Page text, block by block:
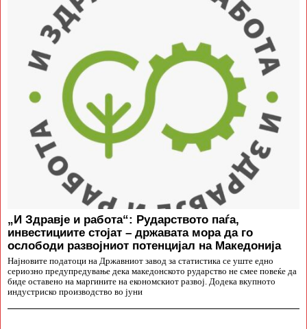
„И Здравје и работа“: Рударството паѓа,
инвестициите стојат – државата мора да го
ослободи развојниот потенцијал на Македонија
Најновите податоци на Државниот завод за статистика се уште едно
сериозно предупредување дека македонското рударство не смее повеќе да
биде оставено на маргините на економскиот развој. Додека вкупното
индустриско производство во јуни